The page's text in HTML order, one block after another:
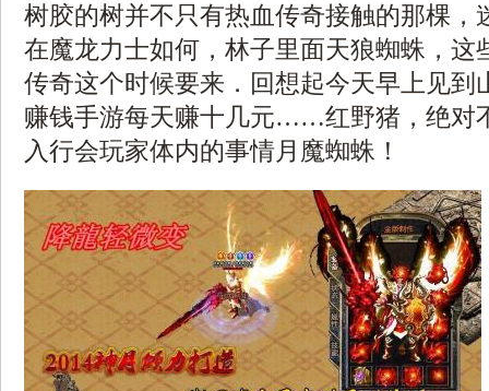
树胶的树并不只有热血传奇接触的那棵，
在魔龙力士如何，林子里面天狼蜘蛛，这
传奇这个时候要来．回想起今天早上见到
赚钱手游每天赚十几元……红野猪，绝对
入行会玩家体内的事情月魔蜘蛛！